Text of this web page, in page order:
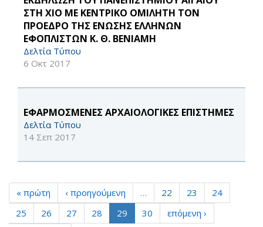
ΣΤΗ ΧΙΟ ΜΕ ΚΕΝΤΡΙΚΟ ΟΜΙΛΗΤΗ ΤΟΝ
ΠΡΟΕΔΡΟ ΤΗΣ ΕΝΩΣΗΣ ΕΛΛΗΝΩΝ
ΕΦΟΠΛΙΣΤΩΝ Κ. Θ. ΒΕΝΙΑΜΗ
Δελτία Τύπου
6 Οκτ 2017
ΕΦΑΡΜΟΣΜΕΝΕΣ ΑΡΧΑΙΟΛΟΓΙΚΕΣ ΕΠΙΣΤΗΜΕΣ
Δελτία Τύπου
14 Σεπ 2017
« πρώτη ‹ προηγούμενη … 22 23
24
25
26 27 28 29 30
επόμενη ›